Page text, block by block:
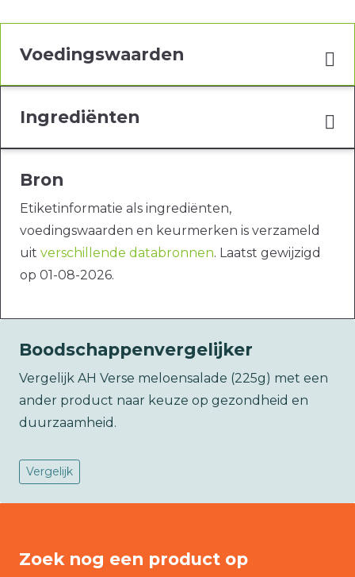
Voedingswaarden
Ingrediënten
Bron
Etiketinformatie als ingrediënten,
voedingswaarden en keurmerken is verzameld
uit verschillende databronnen. Laatst gewijzigd
op 01-08-2026.
Boodschappenvergelijker
Vergelijk AH Verse meloensalade (225g) met een
ander product naar keuze op gezondheid en
duurzaamheid.
Vergelijk
Zoek nog een product op